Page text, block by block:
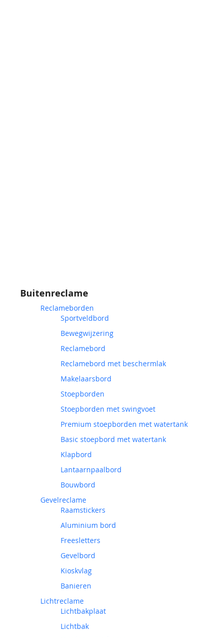
Buitenreclame
Reclameborden
Sportveldbord
Bewegwijzering
Reclamebord
Reclamebord met beschermlak
Makelaarsbord
Stoepborden
Stoepborden met swingvoet
Premium stoepborden met watertank
Basic stoepbord met watertank
Klapbord
Lantaarnpaalbord
Bouwbord
Gevelreclame
Raamstickers
Aluminium bord
Freesletters
Gevelbord
Kioskvlag
Banieren
Lichtreclame
Lichtbakplaat
Lichtbak